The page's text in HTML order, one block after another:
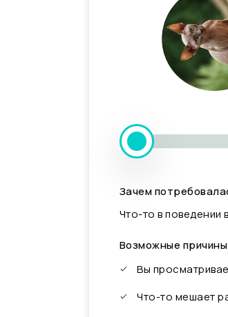
Зачем
Что-то в поведении
Возможные
Вы
Что-то мешает